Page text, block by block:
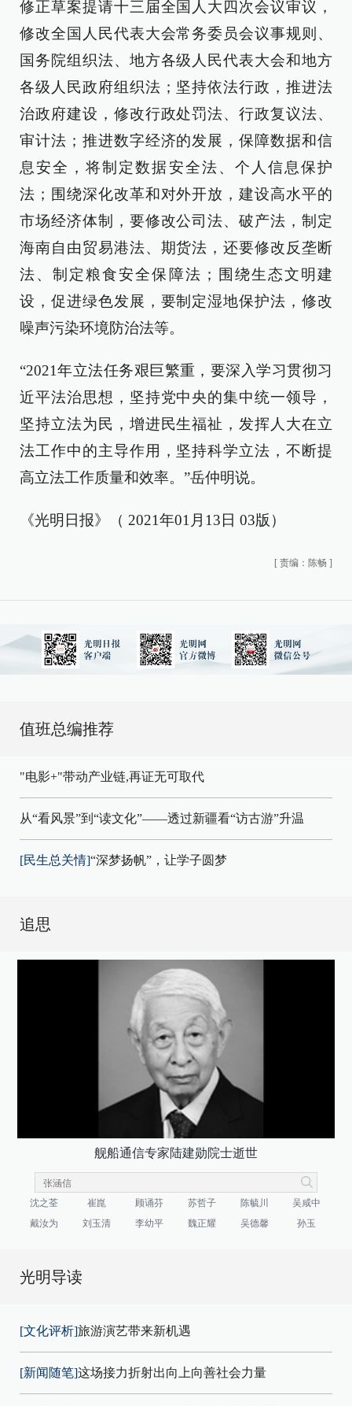
修正草案提请十三届全国人大四次会议审议，
修改全国人民代表大会常务委员会议事规则、
国务院组织法、地方各级人民代表大会和地方
各级人民政府组织法；坚持依法行政，推进法
治政府建设，修改行政处罚法、行政复议法、
审计法；推进数字经济的发展，保障数据和信
息安全，将制定数据安全法、个人信息保护
法；围绕深化改革和对外开放，建设高水平的
市场经济体制，要修改公司法、破产法，制定
海南自由贸易港法、期货法，还要修改反垄断
法、制定粮食安全保障法；围绕生态文明建
设，促进绿色发展，要制定湿地保护法，修改
噪声污染环境防治法等。
“2021年立法任务艰巨繁重，要深入学习贯彻习
近平法治思想，坚持党中央的集中统一领导，
坚持立法为民，增进民生福祉，发挥人大在立
法工作中的主导作用，坚持科学立法，不断提
高立法工作质量和效率。”岳仲明说。
《光明日报》（ 2021年01月13日 03版）
[ 责编：陈畅 ]
值班总编推荐
"电影+"带动产业链,再证无可取代
从“看风景”到“读文化”——透过新疆看“访古游”升温
[民生总关情]“深梦扬帆”，让学子圆梦
追思
舰船通信专家陆建勋院士逝世
沈之荃 崔崑 顾诵芬 苏哲子 陈毓川
吴咸中
戴汝为
刘玉清 李幼平 魏正耀 吴德馨 孙玉
光明导读
[文化评析]旅游演艺带来新机遇
[新闻随笔]这场接力折射出向上向善社会力量